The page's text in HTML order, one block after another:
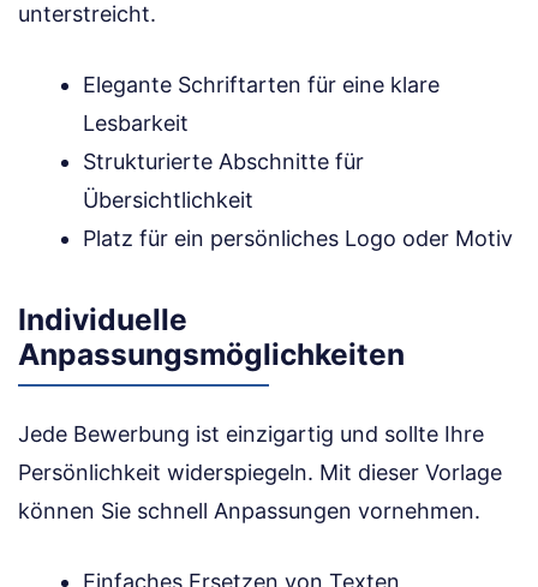
unterstreicht.
Elegante Schriftarten für eine klare
Lesbarkeit
Strukturierte Abschnitte für
Übersichtlichkeit
Platz für ein persönliches Logo oder Motiv
Individuelle
Anpassungsmöglichkeiten
Jede Bewerbung ist einzigartig und sollte Ihre
Persönlichkeit widerspiegeln. Mit dieser Vorlage
können Sie schnell Anpassungen vornehmen.
Einfaches Ersetzen von Texten